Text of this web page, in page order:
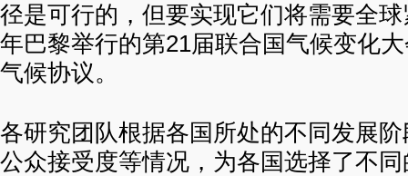
径是可行的，但要实现它们将需要全
年巴黎举行的第21届联合国气候变化
气候协议。
各研究团队根据各国所处的不同发展
公众接受度等情况，为各国选择了不